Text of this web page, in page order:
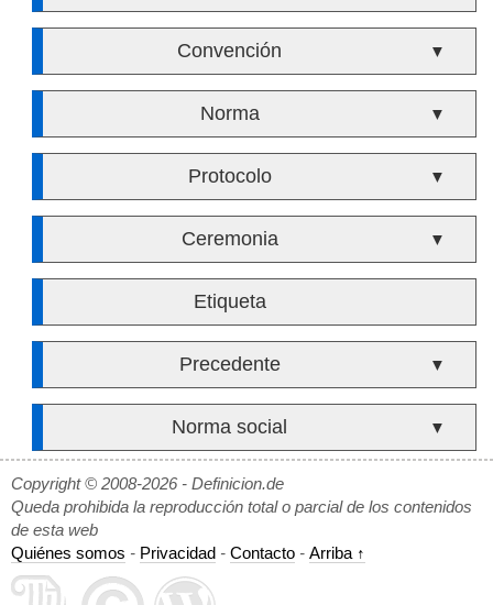
Convención ▼
Norma ▼
Protocolo ▼
Ceremonia ▼
Etiqueta
Precedente ▼
Norma social ▼
Copyright © 2008-2026 - Definicion.de
Queda prohibida la reproducción total o parcial de los contenidos
de esta web
Quiénes somos - Privacidad - Contacto - Arriba ↑